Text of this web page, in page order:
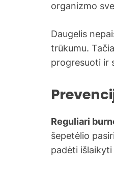
organizmo
Daugelis
trūkumu.
progresuoti ir
Reguliari
šepetėlio
padėti